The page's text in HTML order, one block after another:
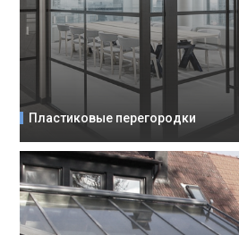
Пластиковые перегородки